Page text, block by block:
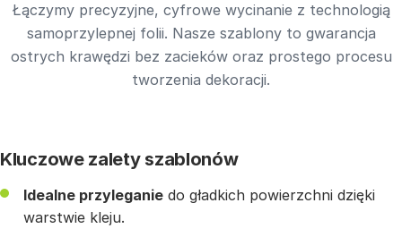
Łączymy precyzyjne, cyfrowe wycinanie z technologią
samoprzylepnej folii. Nasze szablony to gwarancja
ostrych krawędzi bez zacieków oraz prostego procesu
tworzenia dekoracji.
Kluczowe zalety szablonów
Idealne przyleganie do gładkich powierzchni dzięki
warstwie kleju.